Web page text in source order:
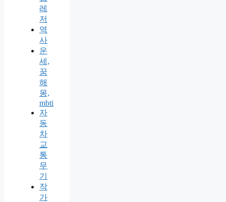
레
저
역
사
운
세,
꿈
해
몽,
mbti
자
동
차
교
통
무
기
작
가